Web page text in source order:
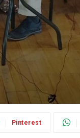
Pinterest